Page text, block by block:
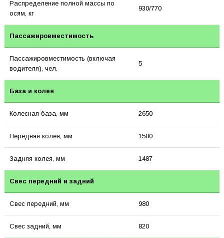
Распределение полной массы по
осям, кг
930/770
Пассажировместимость
Пассажировместимость (включая
водителя), чел.
5
База и колея
Колесная база, мм 2650
Передняя колея, мм 1500
Задняя колея, мм 1487
Свес передний и задний
Свес передний, мм 980
Свес задний, мм 820